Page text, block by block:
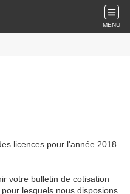
MENU
licences pour l'année 2018
votre bulletin de cotisation
lesquels nous disposions